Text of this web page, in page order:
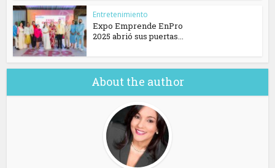
Entretenimiento
Expo Emprende EnPro
2025 abrió sus puertas...
About the author